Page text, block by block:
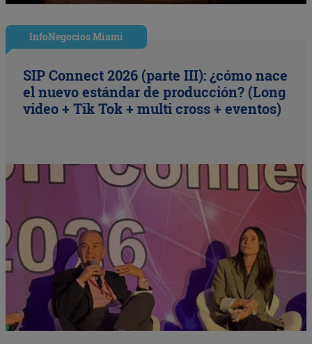
InfoNegocios Miami
SIP Connect 2026 (parte III): ¿cómo nace
el nuevo estándar de producción? (Long
video + Tik Tok + multi cross + eventos)